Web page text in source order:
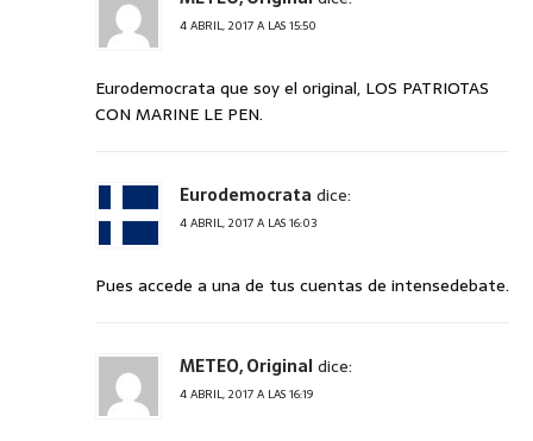
4 ABRIL, 2017 A LAS 15:50
Eurodemocrata que soy el original, LOS PATRIOTAS
CON MARINE LE PEN.
Eurodemocrata dice:
4 ABRIL, 2017 A LAS 16:03
Pues accede a una de tus cuentas de intensedebate.
METEO, Originaldice:
4 ABRIL, 2017 A LAS 16:19